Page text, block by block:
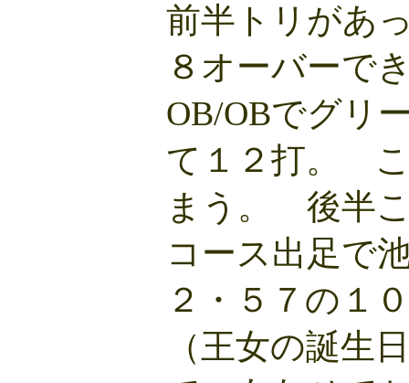
前半トリがあ
８オーバーで
OB/OBでグリ
て１２打。
まう。 後半
コース出足で
２・５７の１
（王女の誕生